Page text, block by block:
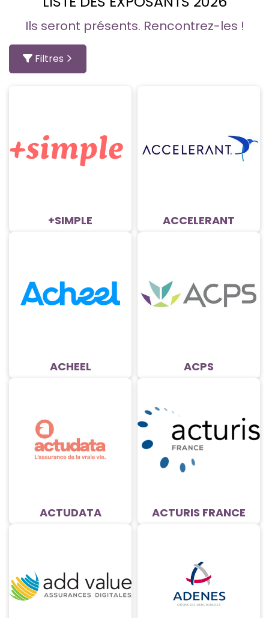
Ils seront présents. Rencontrez-les !
Filtres
+SIMPLE ACCELERANT
ACHEEL ACPS
ACTUDATA ACTURIS FRANCE